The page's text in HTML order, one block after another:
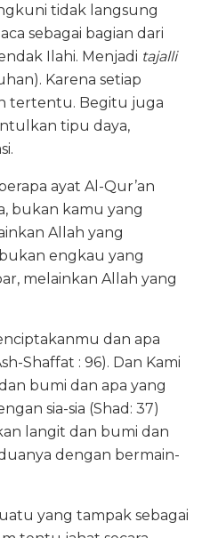
tidak langsung
sebagai bagian dari
Ilahi. Menjadi tajalli
Karena setiap
tertentu. Begitu juga
tipu daya,
ayat Al-Qur’an
bukan kamu yang
Allah yang
engkau yang
melainkan Allah yang
dan apa
Shaffat : 96). Dan Kami
bumi dan apa yang
sia-sia (Shad: 37)
langit dan bumi dan
dengan bermain-
yang tampak sebagai